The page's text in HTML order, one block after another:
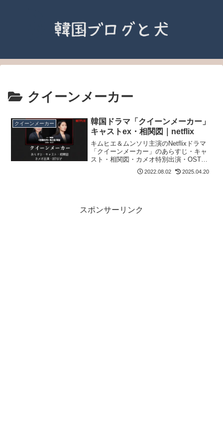
クイーンメーカー
クイーンメーカー
韓国ドラマ「クイーンメーカー」
キャストex・相関図｜netflix
キムヒエ＆ムンソリ主演のNetflixドラマ
「クイーンメーカー」のあらすじ・キャ
スト・相関図・カメオ特別出演・OSTな
2022.08.02 2025.04.20
スポンサーリンク